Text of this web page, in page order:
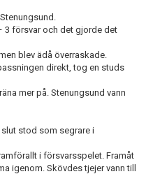
3 försvar och det gjorde det
blev ädå överraskade.
direkt, tog en studs
mer på. Stenungsund vann
stod som segrare i
i försvarsspelet. Framåt
igenom. Skövdes tjejer vann till